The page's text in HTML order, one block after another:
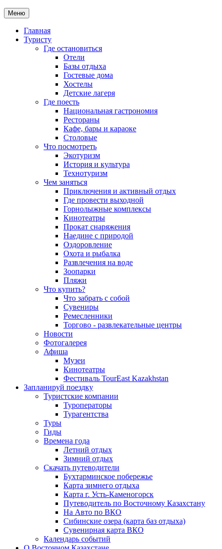
Меню
Главная
Туристу
Где остановиться
Отели
Базы отдыха
Гостевые дома
Хостелы
Детские лагеря
Где поесть
Национальная гастрономия
Рестораны
Кафе, бары и караоке
Столовые
Что посмотреть
Экотуризм
История и культура
Технотуризм
Чем заняться
Приключения и активный отдых
Где провести выходной
Горнолыжные комплексы
Кинотеатры
Прокат снаряжения
Наедине с природой
Оздоровление
Охота и рыбалка
Развлечения на воде
Зоопарки
Пляжи
Что купить?
Что забрать с собой
Сувениры
Ремесленники
Торгово - развлекательные центры
Новости
Фотогалерея
Афиша
Музеи
Кинотеатры
Фестиваль TourEast Kazakhstan
Запланируй поездку
Туристские компании
Туроператоры
Турагентства
Туры
Гиды
Времена года
Летний отдых
Зимний отдых
Скачать путеводители
Бухтарминское побережье
Карта зимнего отдыха
Карта г. Усть-Каменогорск
Путеводитель по Восточному Казахстану
На Авто по ВКО
Сибинские озера (карта баз отдыха)
Сувенирная карта ВКО
Календарь событий